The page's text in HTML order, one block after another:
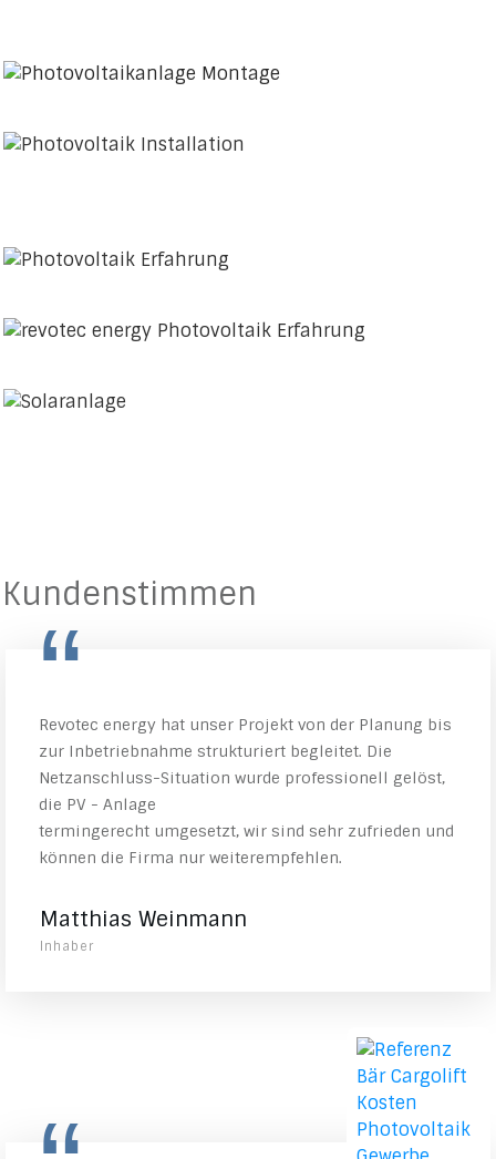
Kundenstimmen
“
Revotec energy hat unser Projekt von der Planung bis
zur Inbetriebnahme strukturiert begleitet. Die
Netzanschluss-Situation wurde professionell gelöst,
die PV - Anlage
termingerecht umgesetzt, wir sind sehr zufrieden und
können die Firma nur weiterempfehlen.
Matthias Weinmann
Inhaber